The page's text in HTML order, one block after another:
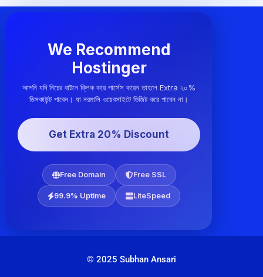
We Recommend
Hostinger
আপনি যদি নিচের বাটনে ক্লিক করে পার্সেস করেন তাহলে Extra ২০%
ডিসকাউন্ট পাবেন। যা নরমালি ওয়েবসাইটে ভিজিট করে পাবেন না।
Get Extra 20% Discount
Free Domain Free SSL
99.9% Uptime LiteSpeed
© 2025 Subhan Ansari